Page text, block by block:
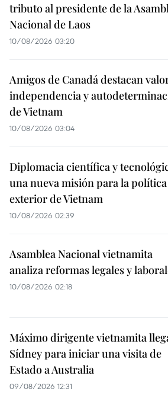
tributo al presidente de la
Nacional de Laos
10/08/2026 03:20
Amigos de Canadá destacan
independencia y
de Vietnam
10/08/2026 03:04
Diplomacia científica y
una nueva misión para la política
exterior de Vietnam
10/08/2026 02:39
Asamblea Nacional vietnamita
analiza reformas legales y
10/08/2026 02:18
Máximo dirigente vietnamita
Sídney para iniciar una visita de
Estado a Australia
09/08/2026 12:31